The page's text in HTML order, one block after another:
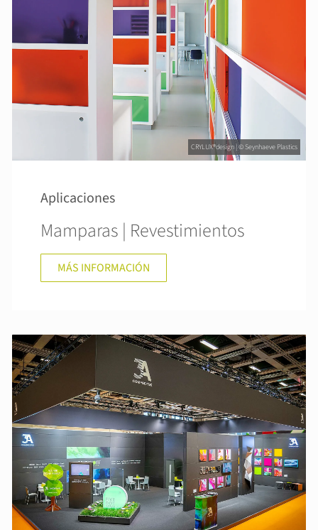
CRYLUX®design | © Seynhaeve Plastics
Aplicaciones
Mamparas | Revestimientos
MÁS INFORMACIÓN